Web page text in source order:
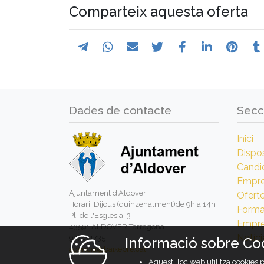
Comparteix aquesta oferta
Dades de contacte
Ajuntament d'Aldover
Horari: Dijous (quinzenalment)de 9h a 14h
Pl. de l'Esglesia, 3
43591 ALDOVER Tarragona
977471735
agencia@baixebre.cat
Inici
Informació sobre
Aquest lloc web utilitza cookies